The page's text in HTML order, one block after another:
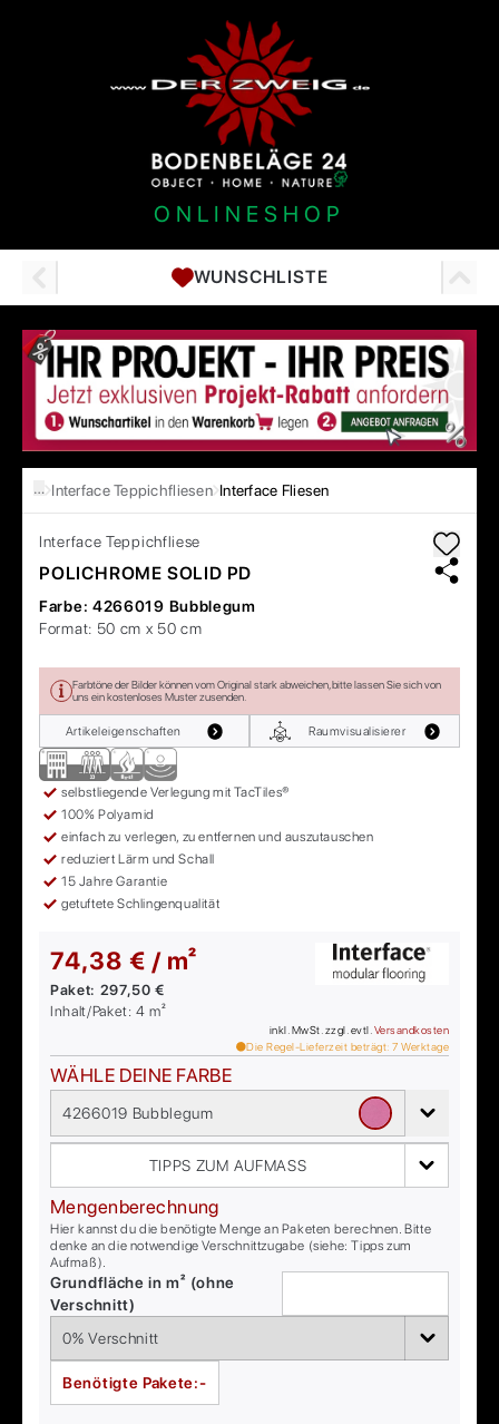
ONLINESHOP
WUNSCHLISTE
… Interface Teppichfliesen Interface Fliesen
Interface Teppichfliese
POLICHROME SOLID PD
Farbe: 4266019 Bubblegum
Format: 50 cm x 50 cm
Farbtöne der Bilder können vom Original stark abweichen, bitte lassen Sie sich von
uns ein kostenloses Muster zusenden.
Artikeleigenschaften Raumvisualisierer
selbstliegende Verlegung mit TacTiles®
100% Polyamid
einfach zu verlegen, zu entfernen und auszutauschen
reduziert Lärm und Schall
15 Jahre Garantie
getuftete Schlingenqualität
74,38 € / m²
Paket: 297,50 €
Inhalt/Paket:4 m²
inkl. MwSt. zzgl. evtl. Versandkosten
Die Regel-Lieferzeit beträgt: 7 Werktage
WÄHLE DEINE FARBE
4266019 Bubblegum
TIPPS ZUM AUFMASS
Mengenberechnung
Hier kannst du die benötigte Menge an Paketen berechnen. Bitte
denke an die notwendige Verschnittzugabe (siehe: Tipps zum
Aufmaß).
Grundfläche in m² (ohne
Verschnitt)
Benötigte Pakete:-